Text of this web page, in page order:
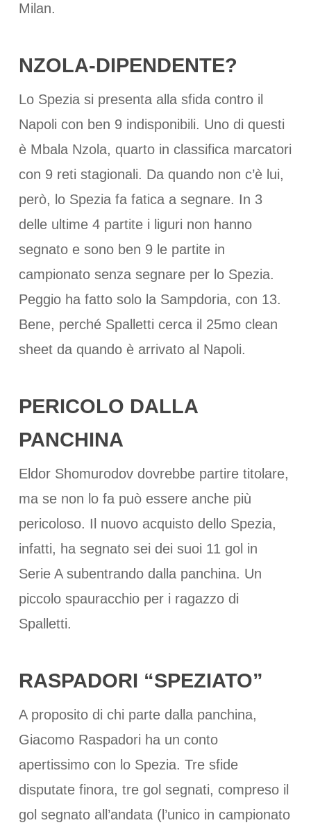
Milan.
NZOLA-DIPENDENTE?
Lo Spezia si presenta alla sfida contro il
Napoli con ben 9 indisponibili. Uno di questi
è Mbala Nzola, quarto in classifica marcatori
con 9 reti stagionali. Da quando non c’è lui,
però, lo Spezia fa fatica a segnare. In 3
delle ultime 4 partite i liguri non hanno
segnato e sono ben 9 le partite in
campionato senza segnare per lo Spezia.
Peggio ha fatto solo la Sampdoria, con 13.
Bene, perché Spalletti cerca il 25mo clean
sheet da quando è arrivato al Napoli.
PERICOLO DALLA
PANCHINA
Eldor Shomurodov dovrebbe partire titolare,
ma se non lo fa può essere anche più
pericoloso. Il nuovo acquisto dello Spezia,
infatti, ha segnato sei dei suoi 11 gol in
Serie A subentrando dalla panchina. Un
piccolo spauracchio per i ragazzo di
Spalletti.
RASPADORI “SPEZIATO”
A proposito di chi parte dalla panchina,
Giacomo Raspadori ha un conto
apertissimo con lo Spezia. Tre sfide
disputate finora, tre gol segnati, compreso il
gol segnato all’andata (l’unico in campionato